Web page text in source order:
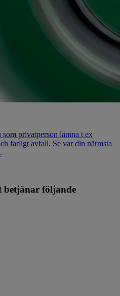
privatperson lämna t ex
farligt avfall. Se var din närmsta
betjänar följande